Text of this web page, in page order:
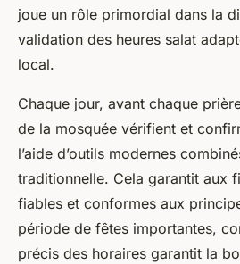
joue un rôle primordial dans la
validation des heures salat
local.
Chaque jour, avant chaque
de la mosquée vérifient et
l’aide d’outils modernes
traditionnelle. Cela garantit aux
fiables et conformes aux
période de fêtes importantes,
précis des horaires garantit la